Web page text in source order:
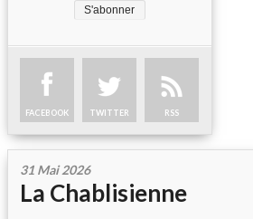
FACEBOOK TWITTER RSS
31 Mai 2026
La Chablisienne